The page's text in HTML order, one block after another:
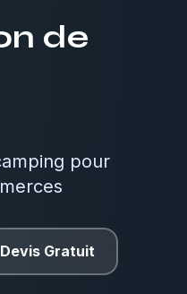
de
pour
Devis Gratuit